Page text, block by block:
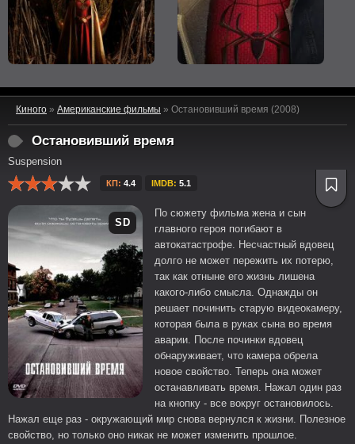
Киного » Американские фильмы » Остановивший время (2008)
Остановивший время
Suspension
КП: 4.4 IMDB: 5.1
SD
По сюжету фильма жена и сын
главного героя погибают в
автокатастрофе. Несчастный вдовец
долго не может пережить их потерю,
так как отныне его жизнь лишена
какого-либо смысла. Однажды он
решает починить старую видеокамеру,
которая была в руках сына во время
аварии. После починки вдовец
обнаруживает, что камера обрела
новое свойство. Теперь она может
останавливать время. Нажал один раз
на кнопку - все вокруг остановилось.
Нажал еще раз - окружающий мир снова вернулся к жизни. Полезное
свойство, но только оно никак не может изменить прошлое.